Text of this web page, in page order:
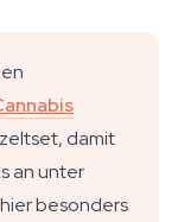
damit
an unter
besonders